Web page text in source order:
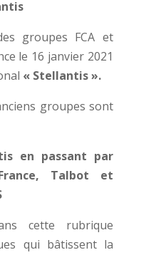
groupes FCA et
le 16 janvier 2021
« Stellantis ».
groupes sont
en passant par
Talbot et
cette rubrique
qui bâtissent la